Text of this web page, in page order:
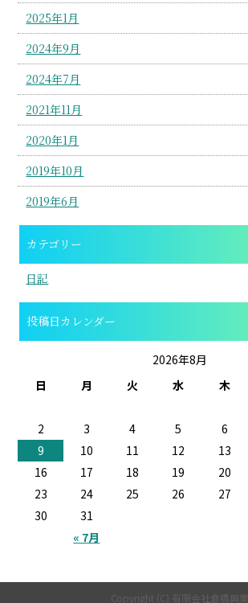
2025年1月
2024年9月
2024年7月
2021年11月
2020年1月
2019年10月
2019年6月
カテゴリー
日記
投稿日カレンダー
2026年8月
日
月 火 水 木
« 7月
2
3 4 5 6
9
10 11 12 13
16
17 18 19 20
23
24 25 26 27
30
31
Copyright (C) 有限会社倉橋興業